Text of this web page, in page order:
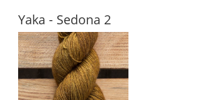
Yaka - Sedona 2